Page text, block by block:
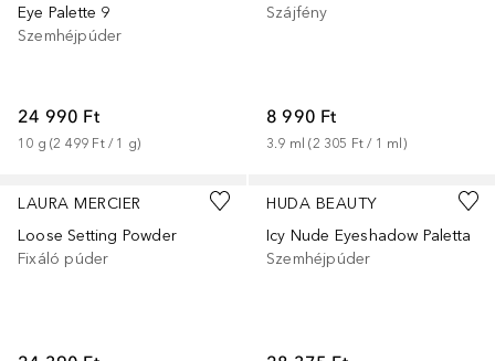
Eye Palette 9
Szemhéjpúder
24 990 Ft
10 g (2 499 Ft / 1 g)
Szájfény
8 990 Ft
3.9 ml (2 305 Ft / 1 ml)
LAURA MERCIER
Loose Setting Powder
Fixáló púder
+ 1
HUDA BEAUTY
Icy Nude Eyeshadow Paletta
Szemhéjpúder